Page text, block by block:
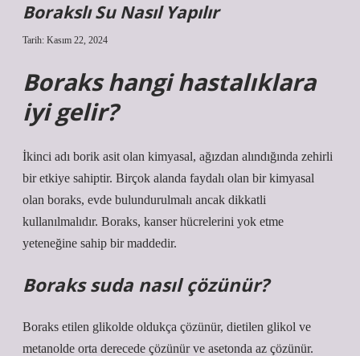
Borakslı Su Nasıl Yapılır
Tarih: Kasım 22, 2024
Boraks hangi hastalıklara
iyi gelir?
İkinci adı borik asit olan kimyasal, ağızdan alındığında zehirli
bir etkiye sahiptir. Birçok alanda faydalı olan bir kimyasal
olan boraks, evde bulundurulmalı ancak dikkatli
kullanılmalıdır. Boraks, kanser hücrelerini yok etme
yeteneğine sahip bir maddedir.
Boraks suda nasıl çözünür?
Boraks etilen glikolde oldukça çözünür, dietilen glikol ve
metanolde orta derecede çözünür ve asetonda az çözünür.